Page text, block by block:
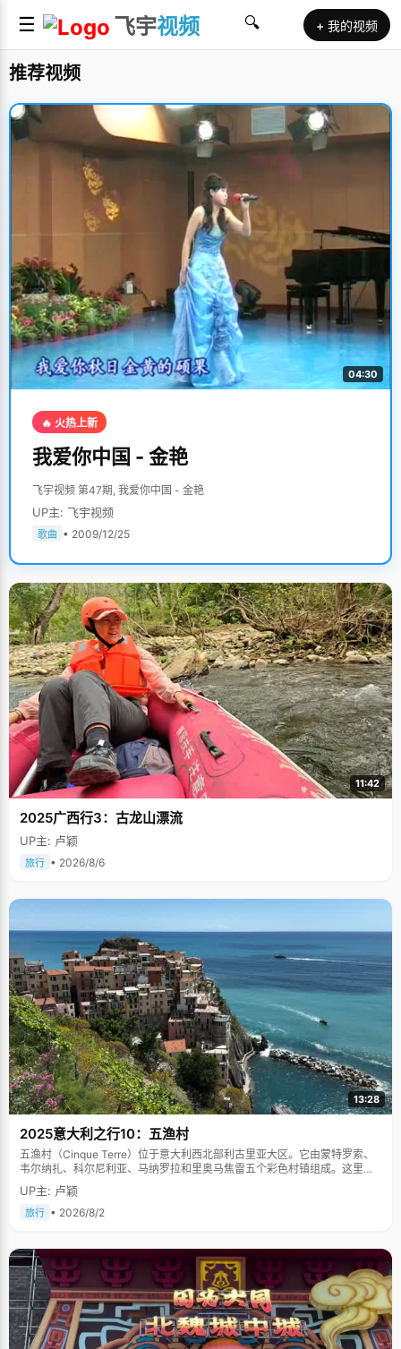
☰ 飞宇视频 🔍 + 我的视频
推荐视频
04:30
🔥 火热上新
我爱你中国 - 金艳
飞宇视频 第47期, 我爱你中国 - 金艳
UP主: 飞宇视频
歌曲 • 2009/12/25
11:42
2025广西行3：古龙山漂流
UP主: 卢颖
旅行 • 2026/8/6
13:28
2025意大利之行10：五渔村
五渔村（Cinque Terre）位于意大利西北部利古里亚大区。它由蒙特罗索、
韦尔纳扎、科尔尼利亚、马纳罗拉和里奥马焦雷五个彩色村镇组成。这里依
山傍海，房屋色彩斑斓，1997年被列为世界文化遗产。
UP主: 卢颖
旅行 • 2026/8/2